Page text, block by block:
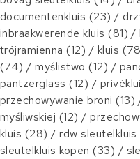
documentenkluis (23) /
inbraakwerende kluis(81) /
trójramienna(12) / kluis
(74) /myślistwo(12) /
pantzerglass(12) /
przechowywanie broni(13)
myśliwskiej (12) /
kluis (28) /rdw sleutelkluis
sleutelkluis kopen(33) /